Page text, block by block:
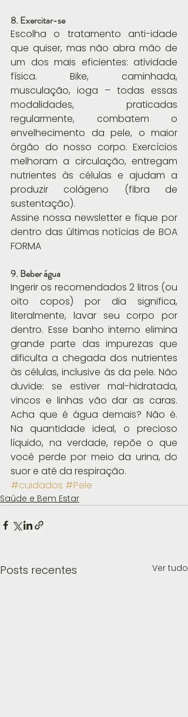
8. Exercitar-se
Escolha o tratamento anti-idade
que quiser, mas não abra mão de
um dos mais eficientes: atividade
física. Bike, caminhada,
musculação, ioga – todas essas
modalidades, praticadas
regularmente, combatem o
envelhecimento da pele, o maior
órgão do nosso corpo. Exercícios
melhoram a circulação, entregam
nutrientes às células e ajudam a
produzir colágeno (fibra de
sustentação).
Assine nossa newsletter e fique por
dentro das últimas notícias de BOA
FORMA
9. Beber água
Ingerir os recomendados 2 litros (ou
oito copos) por dia significa,
literalmente, lavar seu corpo por
dentro. Esse banho interno elimina
grande parte das impurezas que
dificulta a chegada dos nutrientes
às células, inclusive às da pele. Não
duvide: se estiver mal-hidratada,
vincos e linhas vão dar as caras.
Acha que é água demais? Não é.
Na quantidade ideal, o precioso
líquido, na verdade, repõe o que
você perde por meio da urina, do
suor e até da respiração.
#cuidados #Pele
Saúde e Bem Estar
Posts recentes Ver tudo